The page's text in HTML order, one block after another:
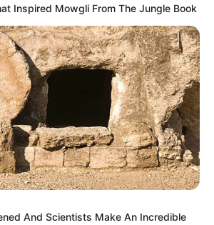
Inspired Mowgli From The Jungle Book
And Scientists Make An Incredible